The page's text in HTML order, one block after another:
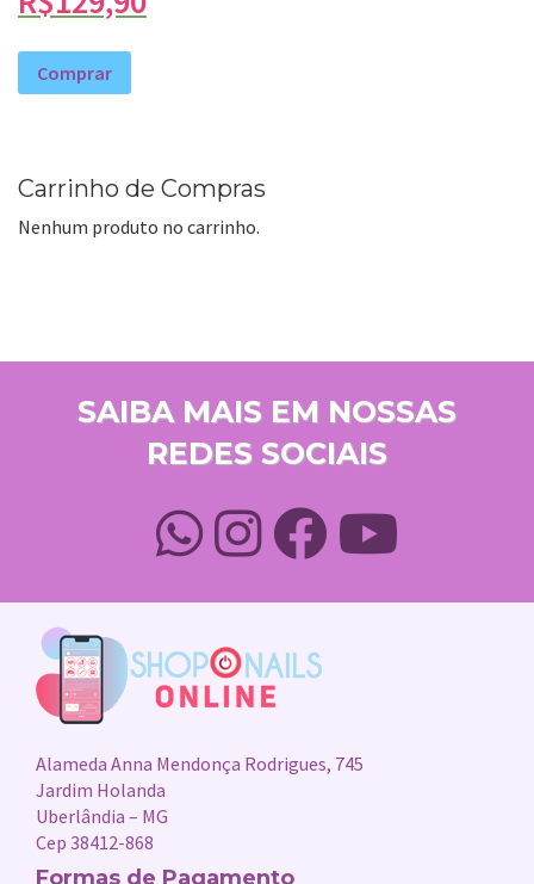
Comprar
Carrinho de Compras
Nenhum produto no carrinho.
SAIBA MAIS EM NOSSAS
REDES SOCIAIS
Alameda Anna Mendonça Rodrigues, 745
Jardim Holanda
Uberlândia – MG
Cep 38412-868
Formas de Pagamento